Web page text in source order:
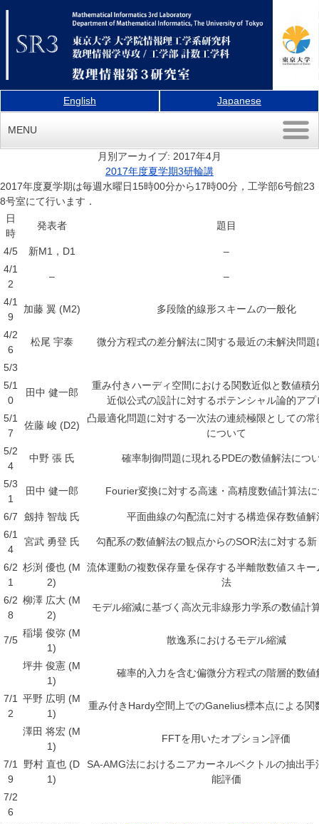
English Japanese
MENU
月別アーカイブ: 2017年4月
2017年度夏学期3研輪講
2017年度夏学期は毎週水曜日15時00分から17時00分，工学部6号館23
8号室にて行います．
日
時
発表者 題目
4/5 新M1，D1
–
4/1
2
– –
4/1
9
加藤 翼 (M2) 多段陰的線形スキームの一般化
4/2
6
松尾 宇泰 微分方程式の差分解法に関する最近の未解決問題
5/3
5/1
0
田中 健一郎
重み付きハーディ空間における関数近似と数値積
近似公式の設計に対するポテンシャル論的アプ
5/1
7
佐藤 峻 (D2)
凸最適化問題に対する一次法の連続極限としての常
について
5/2
4
中野 張 氏 確率制御問題に現れるPDEの数値解法につ
5/3
1
田中 健一郎 Fourier変換に対する高速・高精度数値計算法
6/7 劔持 智哉 氏
平面曲線の勾配流に対する構造保存数値解
6/1
4
宮武 勇登 氏 勾配系の数値解法の観点からのSOR法に対する
6/2
1
杉渕 優也 (M
2)
流体運動の複数保存量を保存する半離散数値スキー
法
6/2
8
柳澤 広大 (M
2)
モデル縮減に基づく高次元非線形力学系の数値計
7/5
稲場 俊弥 (M
1)
散逸系におけるモデル縮減
坪井 俊憲 (M
1)
確率的入力を含む偏微分方程式の階層的数値
7/1
2
平野 広明 (M
1)
重み付きHardy空間上でのGanelius標本点による関
澤田 将宏 (M
1)
FFTを用いたオプション評価
7/1
9
野村 直也 (D
1)
SA-AMG法におけるニアカーネルベクトルの抽出手
能評価
7/2
6